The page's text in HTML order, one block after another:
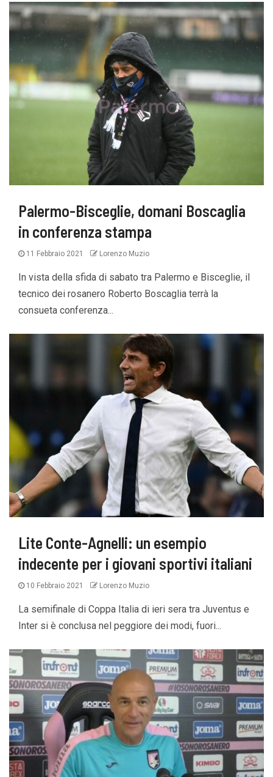
Palermo-Bisceglie, domani Boscaglia
in conferenza stampa
11 Febbraio 2021 Lorenzo Muzio
In vista della sfida di sabato tra Palermo e Bisceglie, il
tecnico dei rosanero Roberto Boscaglia terrà la
consueta conferenza...
Lite Conte-Agnelli: un esempio
indecente per i giovani sportivi italiani
10 Febbraio 2021 Lorenzo Muzio
La semifinale di Coppa Italia di ieri sera tra Juventus e
Inter si è conclusa nel peggiore dei modi, fuori...